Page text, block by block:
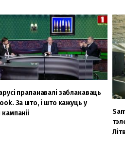
прапанавалі заблакаваць
За што, і што кажуць у